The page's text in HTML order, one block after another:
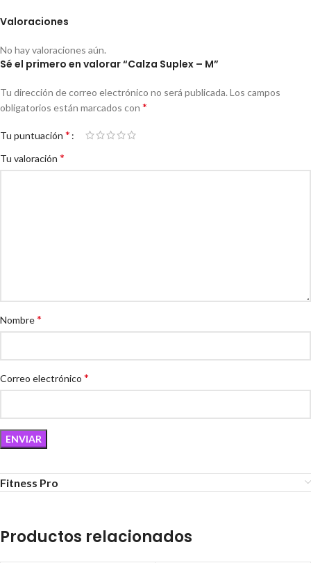
Valoraciones
No hay valoraciones aún.
Sé el primero en valorar “Calza Suplex – M”
Tu dirección de correo electrónico no será publicada. Los campos
obligatorios están marcados con *
Tu puntuación *
Tu valoración *
Nombre*
Correo electrónico *
Fitness Pro
Productos relacionados